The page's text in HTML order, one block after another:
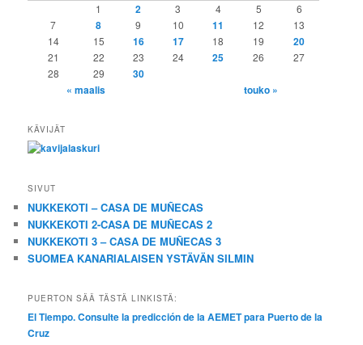
1 2 3 4 5
6
7
8 9 10 11 12
13
14
15 16 17 18 19 20
21 22 23 24 25 26
27
28
29
30
« maalis
touko »
KÄVIJÄT
SIVUT
NUKKEKOTI – CASA DE MUÑECAS
NUKKEKOTI 2-CASA DE MUÑECAS 2
NUKKEKOTI 3 – CASA DE MUÑECAS 3
SUOMEA KANARIALAISEN YSTÄVÄN SILMIN
PUERTON SÄÄ TÄSTÄ LINKISTÄ:
El Tiempo. Consulte la predicción de la AEMET para Puerto de la
Cruz